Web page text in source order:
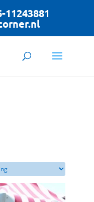
11243881